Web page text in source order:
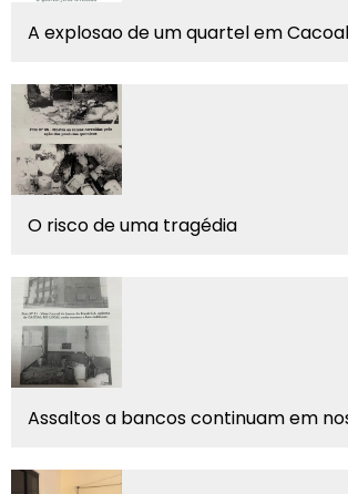
A explosao de um quartel em Cacoal
O risco de uma tragédia
Assaltos a bancos continuam em